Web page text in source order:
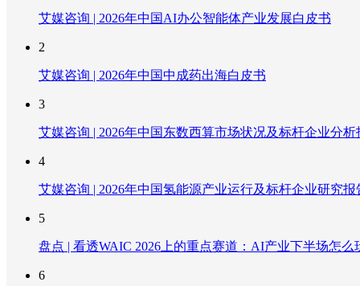
艾媒咨询 | 2026年中国AI办公智能体产业发展白皮书
2
艾媒咨询 | 2026年中国中成药出海白皮书
3
艾媒咨询 | 2026年中国东数西算市场状况及标杆企业分析
4
艾媒咨询 | 2026年中国氢能源产业运行及标杆企业研究报
5
盘点 | 看透WAIC 2026上的重点赛道：AI产业下半场怎么
6